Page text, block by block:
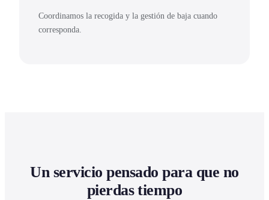
Coordinamos la recogida y la gestión de baja cuando
corresponda.
Un servicio pensado para que no
pierdas tiempo